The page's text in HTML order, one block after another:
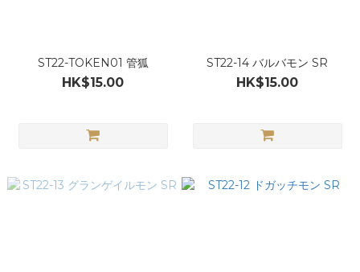
ST22-TOKEN01 管狐
HK$15.00
ST22-14 バルバモン SR
HK$15.00